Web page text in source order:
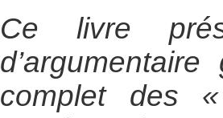
Ce livre
complet des